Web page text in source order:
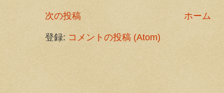
次の投稿 ホーム
登録: コメントの投稿 (Atom)